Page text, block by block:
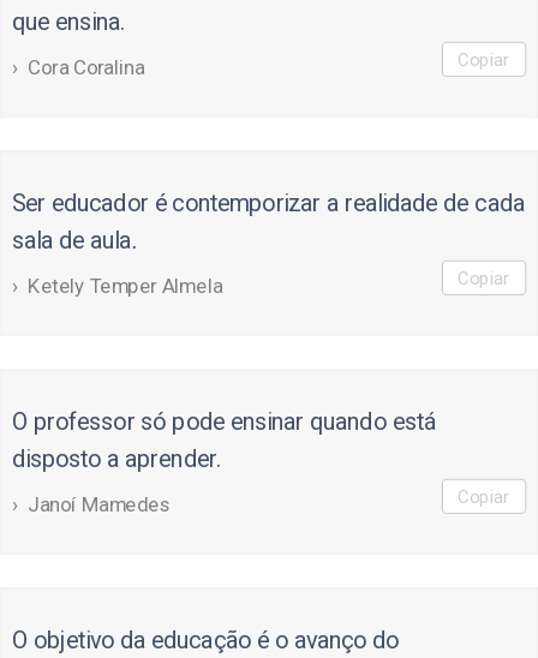
que ensina.
Cora Coralina Copiar
Ser educador é contemporizar a realidade de cada
sala de aula.
Ketely Temper Almela Copiar
O professor só pode ensinar quando está
disposto a aprender.
Janoí Mamedes Copiar
O objetivo da educação é o avanço do